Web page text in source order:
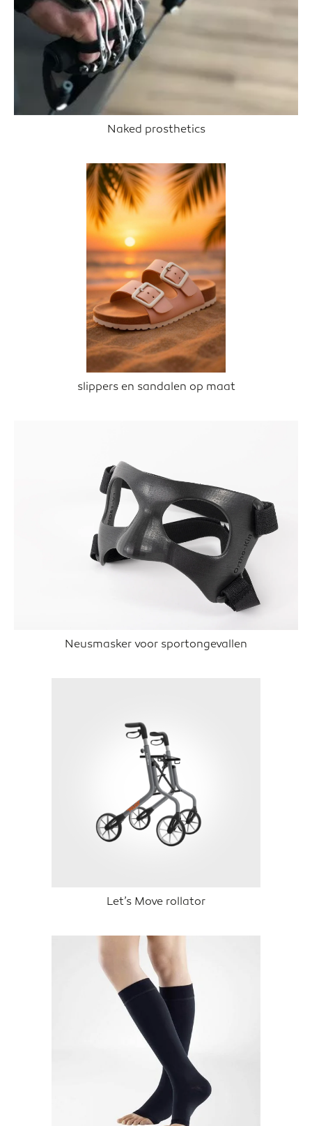
Naked prosthetics
slippers en sandalen op maat
Neusmasker voor sportongevallen
Let’s Move rollator